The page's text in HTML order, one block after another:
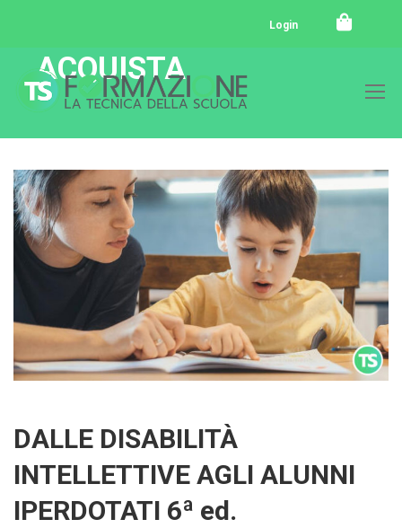
Login
ACQUISTA
DALLE DISABILITÀ
INTELLETTIVE AGLI ALUNNI
IPERDOTATI 6ª ed.